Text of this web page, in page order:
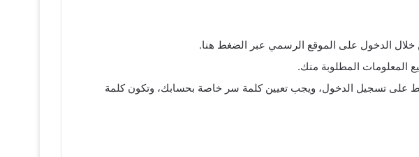
الدخول على الموقع الرسمي عبر الضغط هنا.
المعلومات المطلوبة منك.
اضغط على تسجيل الدخول، ويجب تعيين كلمة سر خاصة بحسابك، وتكون كلمة